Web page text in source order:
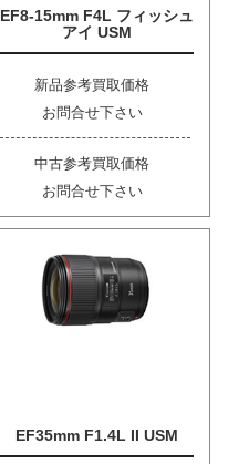
EF8-15mm F4L フィッシュ
アイ USM
新品参考買取価格
お問合せ下さい
中古参考買取価格
お問合せ下さい
EF35mm F1.4L II USM